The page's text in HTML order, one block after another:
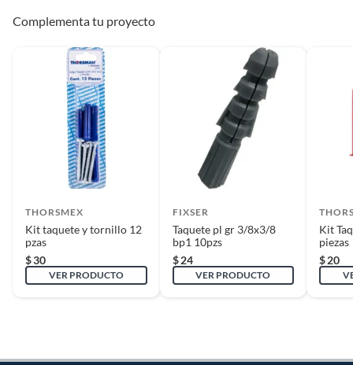
Complementa tu proyecto
THORSMEX
Kit taquete y tornillo 12
pzas
$30
VER PRODUCTO
FIXSER
Taquete pl gr 3/8x3/8
bp1 10pzs
$ 24
VER PRODUCTO
Kit
piezas
$20